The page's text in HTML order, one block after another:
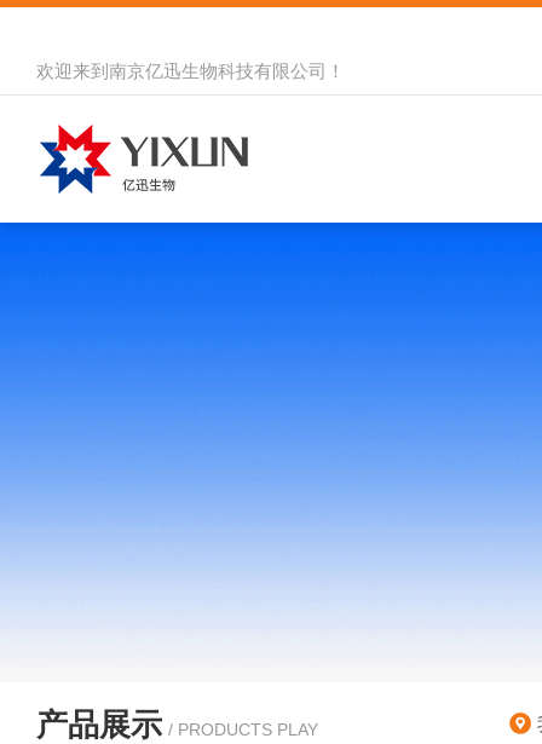
欢迎来到 南京亿迅生物科技有限公司 ！
产品展示 / PRODUCTS PLAY